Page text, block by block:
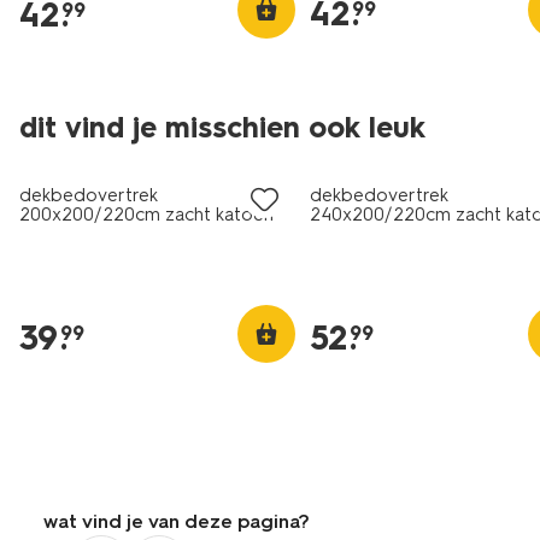
42.
99 42.
99
dit vind je misschien ook leuk
dekbedovertrek
200x200/220cm zacht katoen
39.
99
dekbedovertrek
240x200/220cm zacht
52.
99
wat vind je van deze pagina?